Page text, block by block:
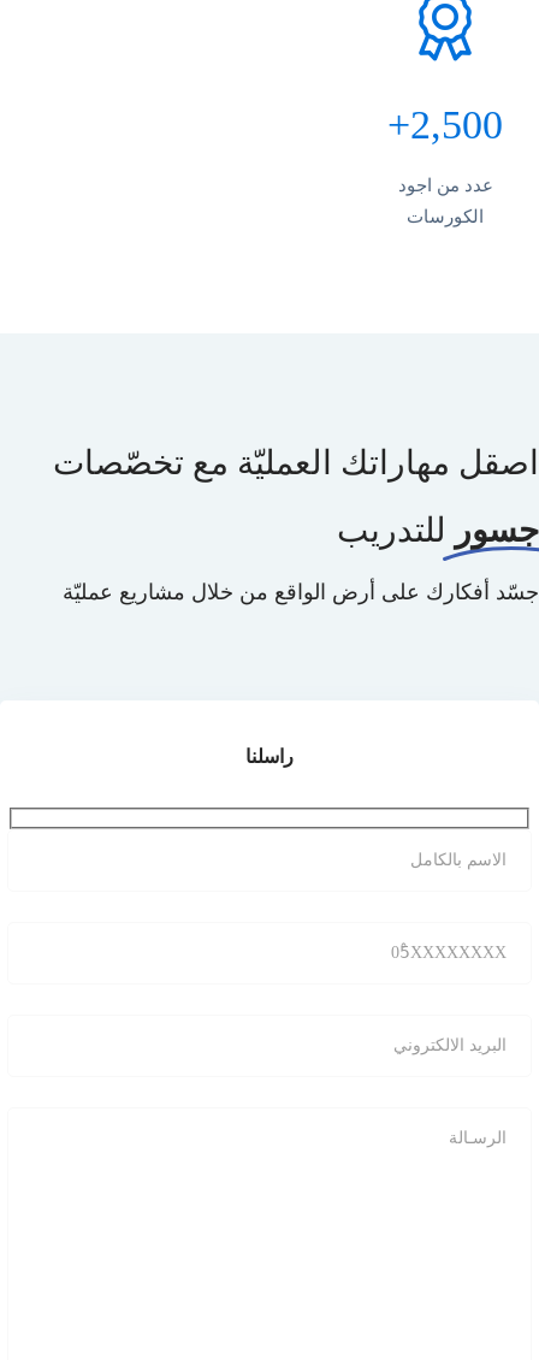
2,500
+
عدد من اجود
الكورسات
اصقل مهاراتك العمليّة مع تخصّصات
جسور للتدريب
جسّد أفكارك على أرض الواقع من خلال مشاريع عمليّة
راسلنا